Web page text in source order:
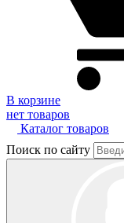
В корзине
нет товаров
Каталог товаров
Поиск по сайту